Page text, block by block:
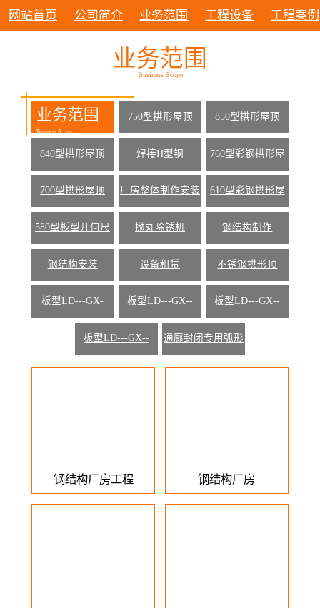
网站首页 公司简介 业务范围 工程设备 工程案例
业务范围
Business Scope
业务范围
Business Scope
750型拱形屋顶 850型拱形屋顶
840型拱形屋顶 焊接H型钢 760型彩钢拱形屋
顶
700型拱形屋顶 厂房整体制作安装 610型彩钢拱形屋
顶
580型板型几何尺
寸
抛丸除锈机 钢结构制作
钢结构安装 设备租赁 不锈钢拱形顶
板型LD---GX-
-1000---700----200
板型LD---GX--
-1000---760---51
板型LD---GX--
-914---610---180
板型LD---GX--
-1200---780---300
通廊封闭专用弧形
板
钢结构厂房工程 钢结构厂房